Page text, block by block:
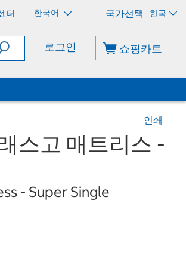
터 한국어 한국
로그인 쇼핑카트
인쇄
스고 매트리스 -
- Super Single